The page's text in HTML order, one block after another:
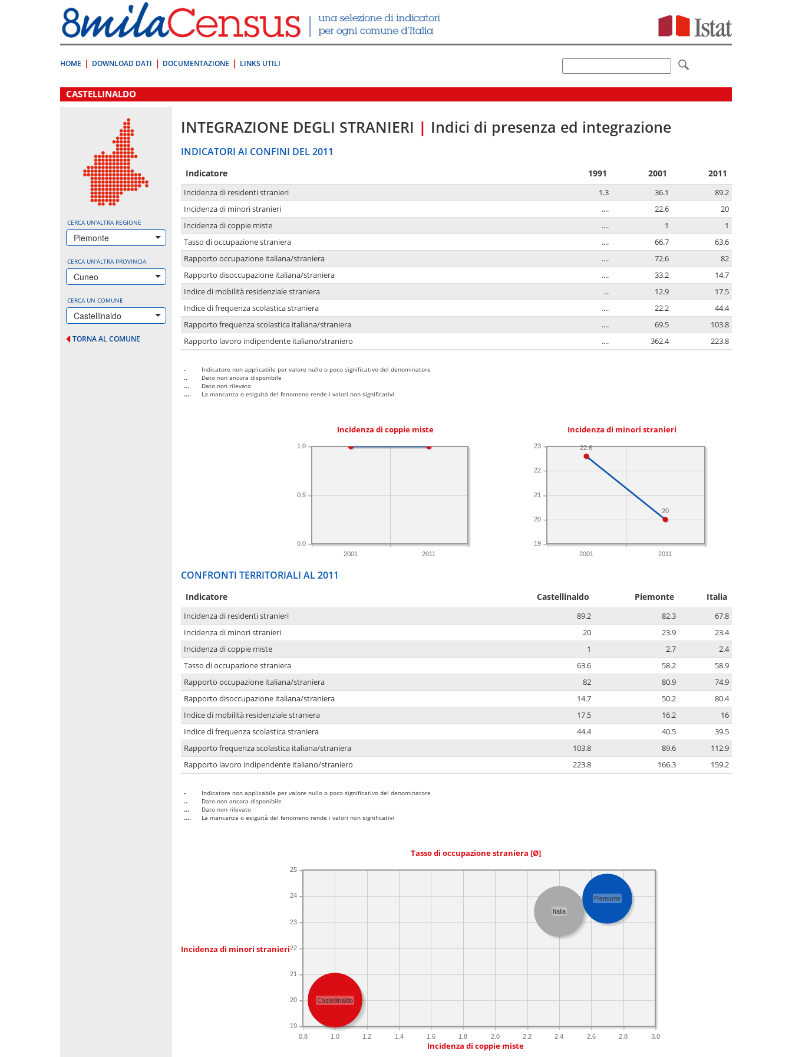
direttamente
a:
Contenuto
HOME DOWNLOAD DATI DOCUMENTAZIONE LINKS UTILI
.
CASTELLINALDO
CERCA UN'ALTRA REGIONE
Piemonte
CERCA UN'ALTRA PROVINCIA
Cuneo
CERCA UN COMUNE
Castellinaldo
TORNA AL COMUNE
INTEGRAZIONE DEGLI STRANIERI | Indici di presenza ed integrazione
INDICATORI AI CONFINI DEL 2011
Indicatore 1991 2001 2011
Incidenza di residenti stranieri 1.3 36.1
89.2
Incidenza di minori stranieri
.... 22.6
20
Incidenza di coppie miste
.... 1
1
Tasso di occupazione straniera
.... 66.7
63.6
Rapporto occupazione italiana/straniera
.... 72.6
82
Rapporto disoccupazione italiana/straniera
.... 33.2
14.7
Indice di mobilità residenziale straniera
... 12.9
17.5
Indice di frequenza scolastica straniera
.... 22.2
44.4
Rapporto frequenza scolastica italiana/straniera
.... 69.5
103.8
Rapporto lavoro indipendente italiano/straniero
.... 362.4 223.8
-
Indicatore non applicabile per valore nullo o poco significativo del denominatore
..
Dato non ancora disponibile
...
Dato non rilevato
....
La mancanza o esiguità del fenomeno rende i valori non significativi
Incidenza di coppie miste
2001 2011
0.0
0.5
1.0
Incidenza di minori stranieri
2001 2011
19
20
21
22
23
20
22.6
CONFRONTI TERRITORIALI AL 2011
Indicatore Castellinaldo Piemonte Italia
Incidenza di residenti stranieri 89.2 82.3
67.8
Incidenza di minori stranieri
20 23.9
23.4
Incidenza di coppie miste
1 2.7
2.4
Tasso di occupazione straniera
63.6 58.2
58.9
Rapporto occupazione italiana/straniera
82 80.9
74.9
Rapporto disoccupazione italiana/straniera
14.7 50.2
80.4
Indice di mobilità residenziale straniera
17.5 16.2
16
Indice di frequenza scolastica straniera
44.4 40.5
39.5
Rapporto frequenza scolastica italiana/straniera
103.8 89.6
112.9
Rapporto lavoro indipendente italiano/straniero
223.8 166.3 159.2
-
Indicatore non applicabile per valore nullo o poco significativo del denominatore
..
Dato non ancora disponibile
...
Dato non rilevato
....
La mancanza o esiguità del fenomeno rende i valori non significativi
Tasso di occupazione straniera [Ø]
Incidenza di minori stranieri
0.8 1.0 1.2 1.4 1.6 1.8 2.0 2.2 2.4 2.6 2.8 3.0
19
20
21
22
23
24
25
Castellinaldo
Italia
Piemonte
Incidenza di coppie miste